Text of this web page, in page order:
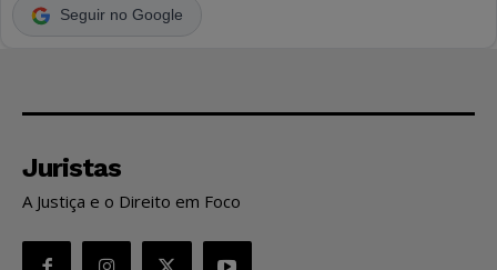
Seguir no Google
Juristas
A Justiça e o Direito em Foco